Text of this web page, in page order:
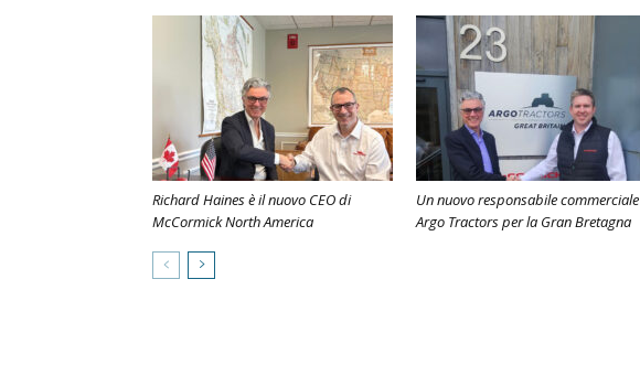
Richard Haines è il nuovo CEO di
McCormick North America
Un nuovo responsabile commerciale
Argo Tractors per la Gran Bretagna